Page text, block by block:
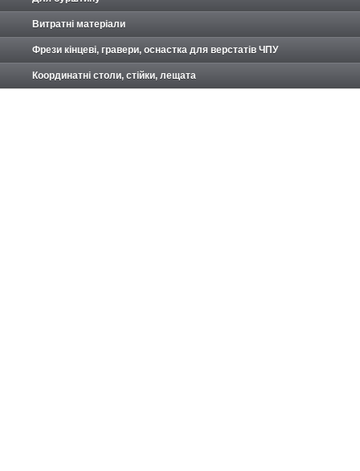
Витратні матеріали
Фрези кінцеві, гравери, оснастка для верстатів ЧПУ
Координатні столи, стійки, лещата